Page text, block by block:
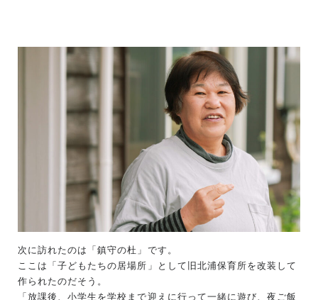
次に訪れたのは「鎮守の杜」です。
ここは「子どもたちの居場所」として旧北浦保育所を改装して
作られたのだそう。
「放課後、小学生を学校まで迎えに行って一緒に遊び、夜ご飯